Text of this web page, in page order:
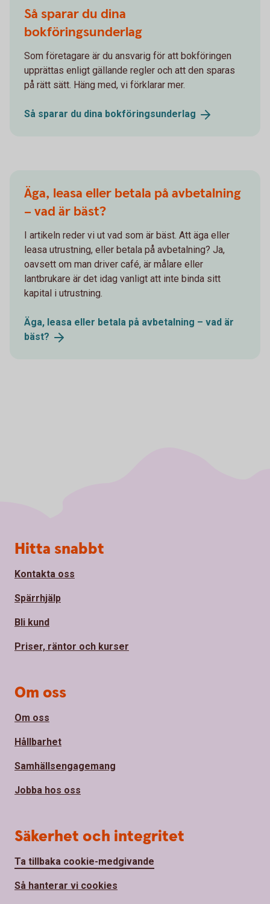
Så sparar du dina
bokföringsunderlag
Som företagare är du ansvarig för att bokföringen
upprättas enligt gällande regler och att den sparas
på rätt sätt. Häng med, vi förklarar mer.
Så sparar du dina bokföringsunderlag
Äga, leasa eller betala på avbetalning
– vad är bäst?
I artikeln reder vi ut vad som är bäst. Att äga eller
leasa utrustning, eller betala på avbetalning? Ja,
oavsett om man driver café, är målare eller
lantbrukare är det idag vanligt att inte binda sitt
kapital i utrustning.
Äga, leasa eller betala på avbetalning – vad är
bäst?
Sidfot
Hitta snabbt
Kontakta oss
Spärrhjälp
Bli kund
Priser, räntor och kurser
Om oss
Om oss
Hållbarhet
Samhällsengagemang
Jobba hos oss
Säkerhet och integritet
Ta tillbaka cookie-medgivande
Så hanterar vi cookies